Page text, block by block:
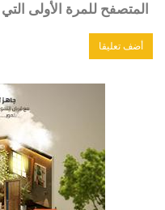
المتصفح للمرة الأولى